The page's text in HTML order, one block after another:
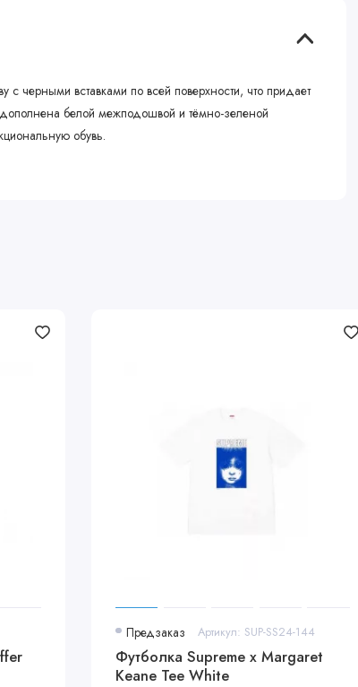
черными вставками по всей поверхности, что придает
белой межподошвой и тёмно-зеленой
обувь.
Предзаказ Артикул: SUP-SS24-144
Футболка Supreme x Margaret
Keane Tee White